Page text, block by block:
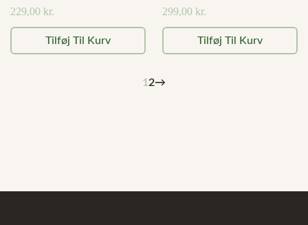
229,00 kr.
Tilføj Til Kurv
299,00 kr.
Tilføj Til Kurv
12→